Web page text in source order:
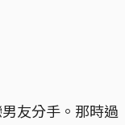
友分手。那時過